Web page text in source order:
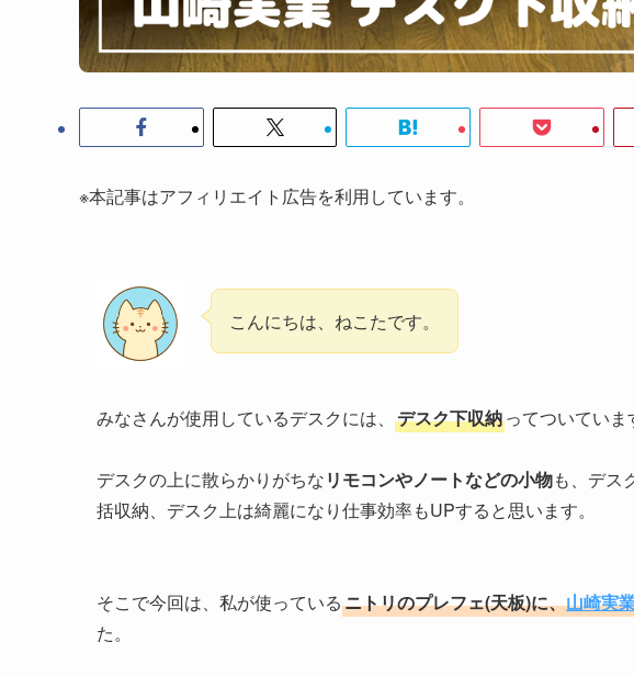
※本記事はアフィリエイト広告を利用しています。
こんにちは、ねこたです。
みなさんが使用しているデスクには、 デスク下収納ってついていま
デスクの上に散らかりがちなリモコンやノートなどの小物も、デス
括収納、デスク上は綺麗になり仕事効率もUPすると思います。
そこで今回は、私が使っているニトリのプレフェ(天板)に、山崎実
た。